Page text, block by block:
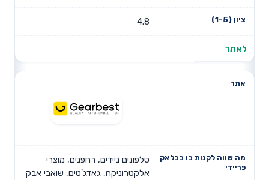
4.8
לאתר
טלפונים ניידים, רחפנים, מוצרי
אלקטרוניקה, גאדג'טים, שואבי אבק